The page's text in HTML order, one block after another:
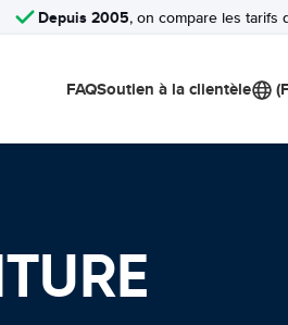
Depuis 2005, on compare les tarifs
FAQSoutien à la clientèle